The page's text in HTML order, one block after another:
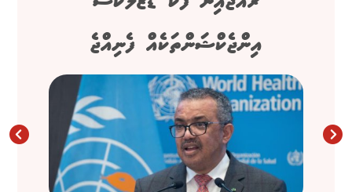
އިންޖެކްޝަންތަކެއް ފެނިއްޖެ